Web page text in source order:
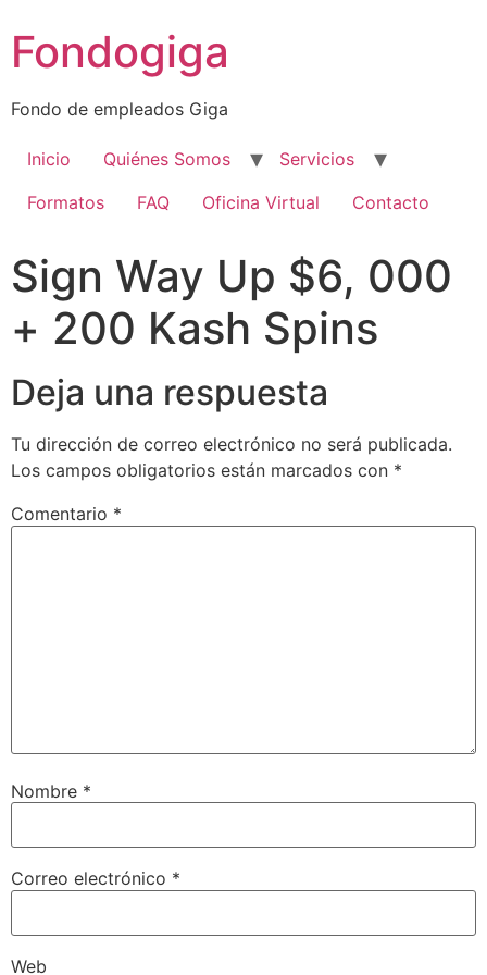
contenido
Fondogiga
Fondo de empleados Giga
Inicio Quiénes Somos
Servicios
Formatos
FAQ Oficina Virtual Contacto
Sign Way Up $6, 000
+ 200 Kash Spins
Deja una respuesta
Tu dirección de correo electrónico no será publicada.
Los campos obligatorios están marcados con *
Comentario *
Nombre *
Correo electrónico *
Web